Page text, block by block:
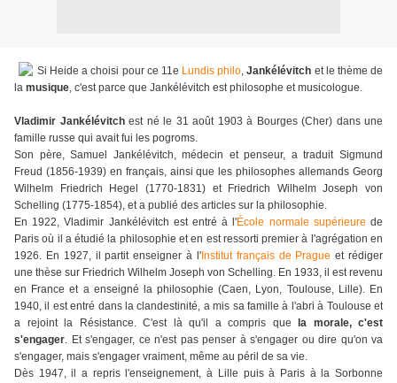
Si Heide a choisi pour ce 11e Lundis philo,Jankélévitch et le thème de
la musique, c'est parce que Jankélévitch est philosophe et musicologue.
Vladimir Jankélévitchest né le 31 août 1903 à Bourges (Cher) dans une
famille russe qui avait fui les pogroms.
Son père, Samuel Jankélévitch, médecin et penseur, a traduit Sigmund
Freud (1856-1939) en français, ainsi que les philosophes allemands Georg
Wilhelm Friedrich Hegel (1770-1831) et Friedrich Wilhelm Joseph von
Schelling (1775-1854), et a publié des articles sur la philosophie.
En 1922, Vladimir Jankélévitch est entré à l'École normale supérieure de
Paris où il a étudié la philosophie et en est ressorti premier à l'agrégation en
1926. En 1927, il partit enseigner à l'Institut français de Prague et rédiger
une thèse sur Friedrich Wilhelm Joseph von Schelling. En 1933, il est revenu
en France et a enseigné la philosophie (Caen, Lyon, Toulouse, Lille). En
1940, il est entré dans la clandestinité, a mis sa famille à l'abri à Toulouse et
a rejoint la Résistance. C'est là qu'il a compris que
la morale, c'est
s'engager. Et s'engager, ce n'est pas penser à s'engager ou dire qu'on va
s'engager, mais s'engager vraiment, même au péril de sa vie.
Dès 1947, il a repris l'enseignement, à Lille puis à Paris à la Sorbonne